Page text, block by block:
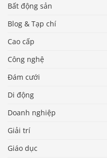
Bất động sản
Blog & Tạp chí
Cao cấp
Công nghệ
Đám cưới
Di động
Doanh nghiệp
Giải trí
Giáo dục